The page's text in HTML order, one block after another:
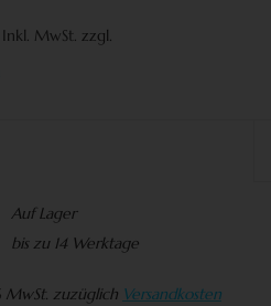
Inkl. MwSt. zzgl.
Auf Lager
bis zu 14 Werktage
MwSt. zuzüglich Versandkosten